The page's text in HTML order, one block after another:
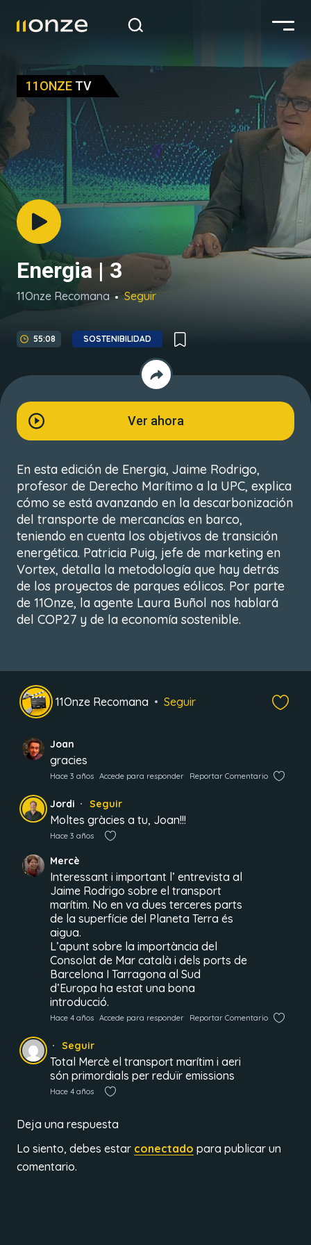
11ONZE TV
Energia | 3
11Onze Recomana Seguir
55:08 SOSTENIBILIDAD
Ver ahora
En esta edición de Energia, Jaime Rodrigo,
profesor de Derecho Marítimo a la UPC, explica
cómo se está avanzando en la descarbonización
del transporte de mercancías en barco,
teniendo en cuenta los objetivos de transición
energética. Patricia Puig, jefe de marketing en
Vortex, detalla la metodología que hay detrás
de los proyectos de parques eólicos. Por parte
de 11Onze, la agente Laura Buñol nos hablará
del COP27 y de la economía sostenible.
11Onze Recomana Seguir
Joan
gracies
Hace 3 años Accede para responder Reportar Comentario
Jordi Seguir
Moltes gràcies a tu, Joan!!!
Hace 3 años
Mercè
Interessant i important l’ entrevista al
Jaime Rodrigo sobre el transport
marítim. No en va dues terceres parts
de la superfície del Planeta Terra és
aigua.
L’apunt sobre la importància del
Consolat de Mar català i dels ports de
Barcelona I Tarragona al Sud
d’Europa ha estat una bona
introducció.
Hace 4 años Accede para responder Reportar Comentario
Seguir
Total Mercè el transport marítim i aeri
són primordials per reduïr emissions
Hace 4 años
Deja una respuesta
Lo siento, debes estar conectado para publicar un
comentario.